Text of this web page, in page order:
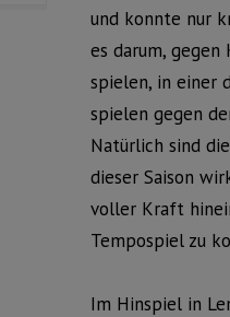
und konnte nur
es darum, gegen
spielen, in einer
spielen gegen
Natürlich sind
dieser Saison
voller Kraft
Tempospiel zu
Im Hinspiel in